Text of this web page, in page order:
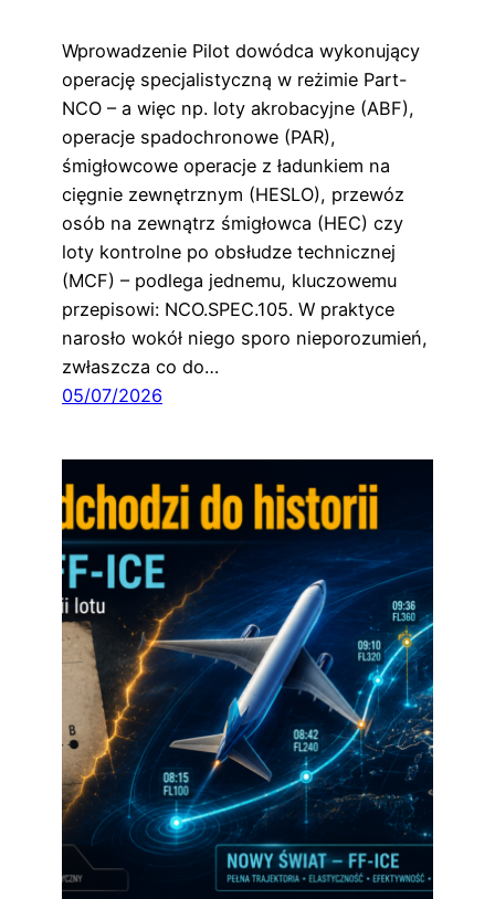
Wprowadzenie Pilot dowódca wykonujący
operację specjalistyczną w reżimie Part-
NCO – a więc np. loty akrobacyjne (ABF),
operacje spadochronowe (PAR),
śmigłowcowe operacje z ładunkiem na
cięgnie zewnętrznym (HESLO), przewóz
osób na zewnątrz śmigłowca (HEC) czy
loty kontrolne po obsłudze technicznej
(MCF) – podlega jednemu, kluczowemu
przepisowi: NCO.SPEC.105. W praktyce
narosło wokół niego sporo nieporozumień,
zwłaszcza co do…
05/07/2026